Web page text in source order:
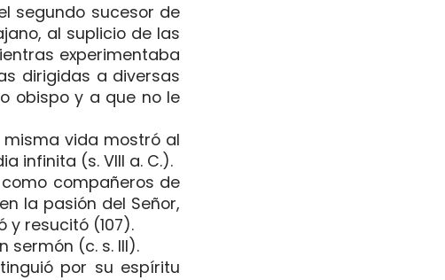
segundo sucesor de
al suplicio de las
experimentaba
dirigidas a diversas
obispo y a que no le
vida mostró al
infinita (s. VIII a. C.).
compañeros de
la pasión del Señor,
y resucitó (107).
sermón (c. s. III).
por su espíritu